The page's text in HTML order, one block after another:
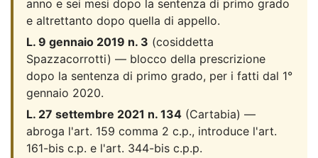
anno e sei mesi dopo la sentenza di primo grado
e altrettanto dopo quella di appello.
L. 9 gennaio 2019 n. 3 (cosiddetta
Spazzacorrotti) — blocco della prescrizione
dopo la sentenza di primo grado, per i fatti dal 1°
gennaio 2020.
L. 27 settembre 2021 n. 134 (Cartabia) —
abroga l'art. 159 comma 2 c.p., introduce l'art.
161-bis c.p. e l'art. 344-bis c.p.p.